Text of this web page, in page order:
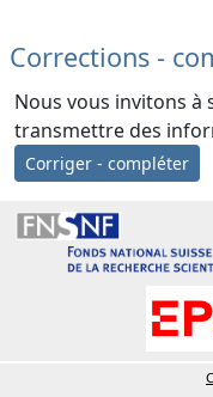
Corrections -
Nous vous invitons à
transmettre des
Corriger - compléter